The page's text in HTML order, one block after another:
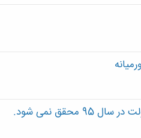
محقق نمی شود.